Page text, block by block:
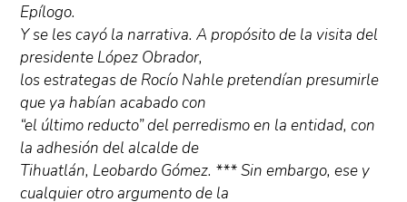
Epílogo.
Y se les cayó la narrativa. A propósito de la visita del
presidente López Obrador,
los estrategas de Rocío Nahle pretendían presumirle
que ya habían acabado con
“el último reducto” del perredismo en la entidad, con
la adhesión del alcalde de
Tihuatlán, Leobardo Gómez. *** Sin embargo, ese y
cualquier otro argumento de la